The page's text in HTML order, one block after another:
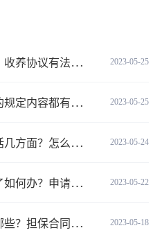
2023-05-25
议有法律效力吗?
2023-05-25
的内容一般包括哪些内容？
2023-05-24
保险合同的有效订立？
2023-05-22
伤认定要哪些材料？
2023-05-18
立有什么法律依据？